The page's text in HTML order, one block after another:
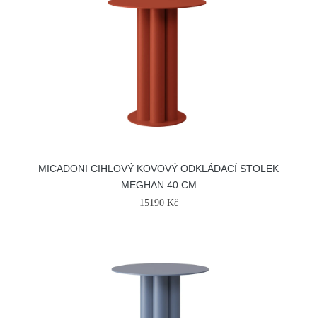
MICADONI CIHLOVÝ KOVOVÝ ODKLÁDACÍ STOLEK
MEGHAN 40 CM
15190 Kč